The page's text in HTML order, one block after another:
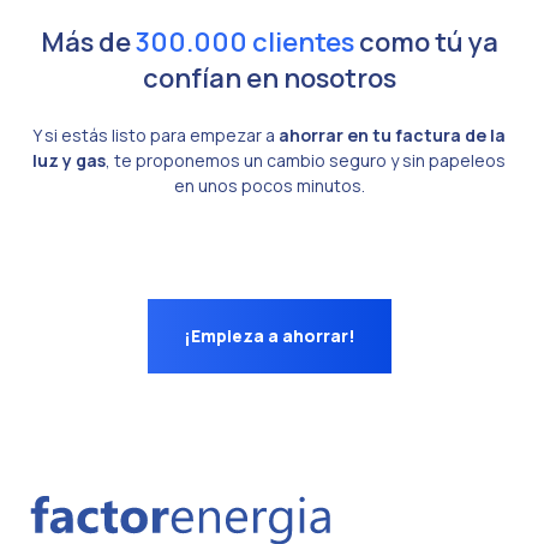
Más de300.000 clientescomo tú ya
confían en nosotros
Y si estás listo para empezar a ahorrar en tu factura de la
luz y gas , te proponemos un cambio seguro y sin papeleos
en unos pocos minutos.
¡Empieza a ahorrar!